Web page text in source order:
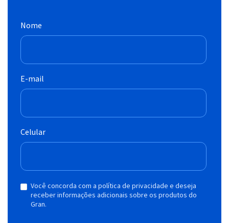
Nome
E-mail
Celular
Você concorda com a política de privacidade e deseja
receber informações adicionais sobre os produtos do
Gran.